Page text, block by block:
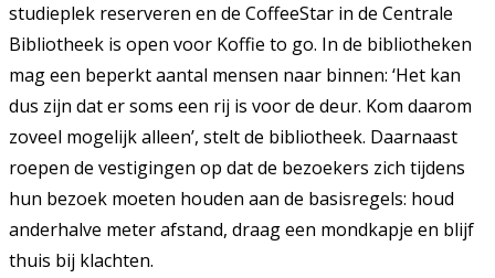
studieplek reserveren en de CoffeeStar in de Centrale
Bibliotheek is open voor Koffie to go. In de bibliotheken
mag een beperkt aantal mensen naar binnen: ‘Het kan
dus zijn dat er soms een rij is voor de deur. Kom daarom
zoveel mogelijk alleen’, stelt de bibliotheek. Daarnaast
roepen de vestigingen op dat de bezoekers zich tijdens
hun bezoek moeten houden aan de basisregels: houd
anderhalve meter afstand, draag een mondkapje en blijf
thuis bij klachten.